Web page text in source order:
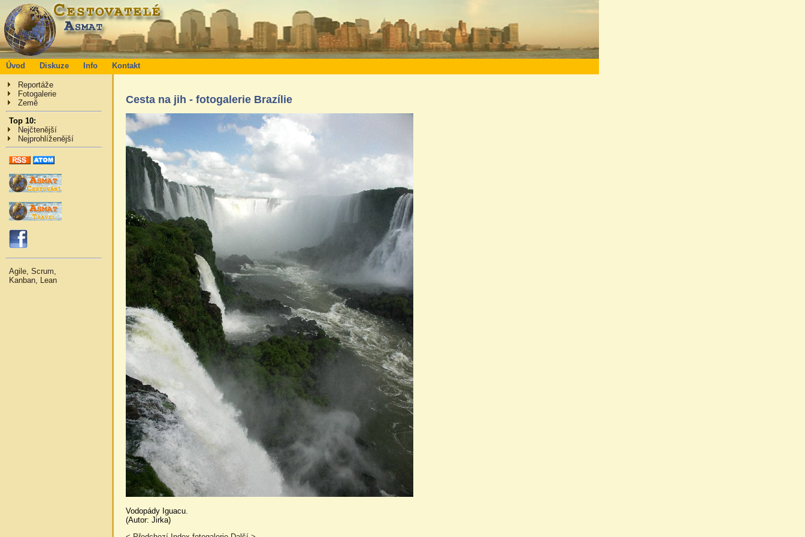
Úvod Diskuze Info Kontakt
Reportáže
Fotogalerie
Země
Top 10:
Nejčtenější
Nejprohlíženější
Agile, Scrum,
Kanban, Lean
Cesta na jih - fotogalerie Brazílie
Vodopády Iguacu.
(Autor: Jirka)